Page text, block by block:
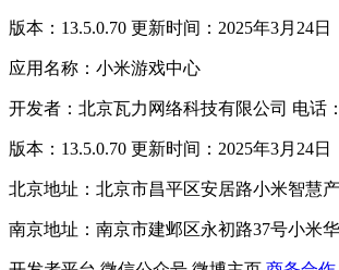
版本：13.5.0.70 更新时间：2025年3月24日
应用名称：小米游戏中心
开发者：北京瓦力网络科技有限公司 电话
版本：13.5.0.70 更新时间：2025年3月24日
北京地址：北京市昌平区安居路小米智慧
南京地址：南京市建邺区永初路37号小米